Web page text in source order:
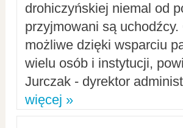
drohiczyńskiej niemal od
przyjmowani są
możliwe dzięki wsparciu
wielu osób i instytucji,
Jurczak - dyrektor
więcej »